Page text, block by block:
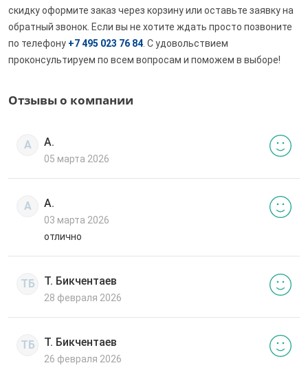
скидку оформите заказ через корзину или оставьте заявку на
обратный звонок. Если вы не хотите ждать просто позвоните
по телефону +7 495 023 76 84 . С удовольствием
проконсультируем по всем вопросам и поможем в выборе!
Отзывы о компании
А А.
05 марта 2026
А А.
03 марта 2026
отлично
ТБ Т. Бикчентаев
28 февраля 2026
ТБ Т. Бикчентаев
26 февраля 2026